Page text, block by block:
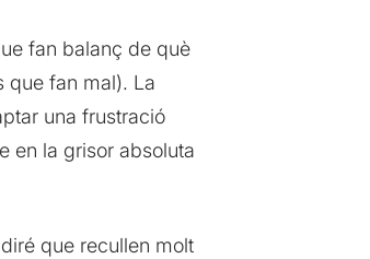
fan balanç de què
que fan mal). La
una frustració
en la grisor absoluta
que recullen molt